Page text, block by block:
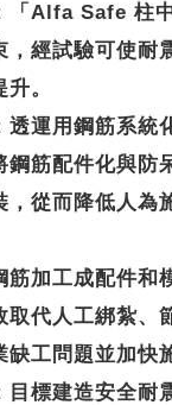
「Alfa Safe 柱
，經試驗可使耐
。
透運用鋼筋系統
鋼筋配件化與防
，從而降低人為
筋加工成配件和
取代人工綁紮、
工問題並加快
目標建造安全耐